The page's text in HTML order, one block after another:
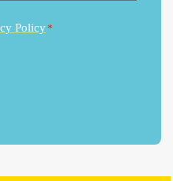
Policy*